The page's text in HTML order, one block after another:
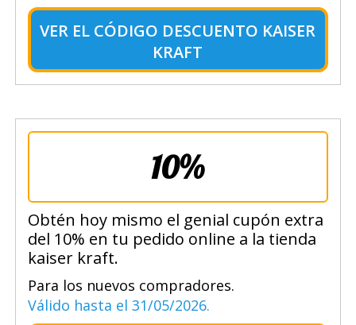
VER EL CÓDIGO DESCUENTO KAISER
KRAFT
10%
Obtén hoy mismo el genial cupón extra
del 10% en tu pedido online a la tienda
kaiser kraft.
Para los nuevos compradores.
Válido hasta el 31/05/2026.